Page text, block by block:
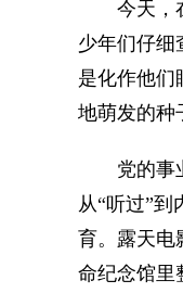
今天，在
少年们仔细
是化作他们
地萌发的种
党的事业
从“听过”
育。露天电
命纪念馆里